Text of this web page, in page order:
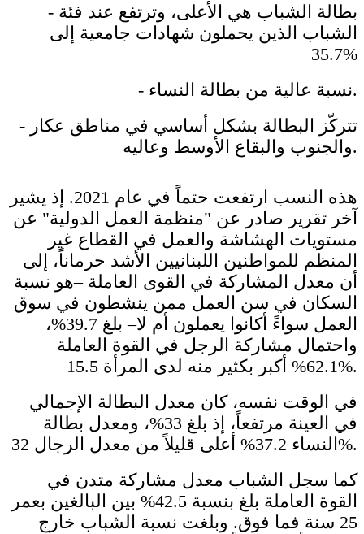
- بطالة الشباب هي الأعلى، وترتفع عند فئة
الشباب الذين يحملون شهادات جامعية إلى
35.7%
- نسبة عالية من بطالة النساء.
- تتركّز البطالة بشكل أساسي في مناطق عكار
والجنوب والبقاع الأوسط وعاليه.
هذه النسب ارتفعت حتماً في عام 2021. إذ يشير
آخر تقرير صادر عن "منظمة العمل الدولية" عن
مستويات الهشاشة والعمل في القطاع غير
المنظم للمواطنين اللبنانيين الأشد حرماناً، إلى
أن معدل المشاركة في القوى العاملة –هو نسبة
السكان في سن العمل ممن ينشطون في سوق
العمل سواءً أكانوا يعملون أم لا– بلغ 39.7%؜،
واحتمال مشاركة الرجل في القوة العاملة
62.1% أكبر بكثير منه لدى المرأة 15.5%.
في الوقت نفسه، كان معدل البطالة الإجمالي
في العينة مرتفعاً، إذ بلغ 33%، ومعدل بطالة
النساء 37.2%؜ أعلى قليلاً من معدل الرجال 32%.
كما سجل الشباب معدل مشاركة متدن في
القوة العاملة بلغ بنسبة 42.5% بين البالغين بعمر
25 سنة فما فوق. وبلغت نسبة الشباب خارج